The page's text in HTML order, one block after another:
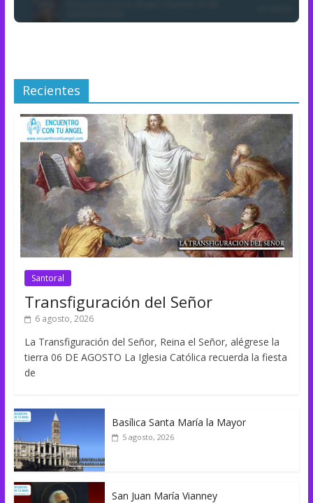
Recientes
Santoral
Transfiguración del Señor
6 agosto, 2026
La Transfiguración del Señor, Reina el Señor, alégrese la
tierra 06 DE AGOSTO La Iglesia Católica recuerda la fiesta
de
Basílica Santa María la Mayor
5 agosto, 2026
San Juan María Vianney